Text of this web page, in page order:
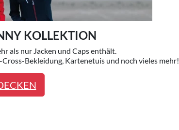
KOLLEKTION
als nur Jacken und Caps enthält.
Bekleidung, Kartenetuis und noch vieles mehr!